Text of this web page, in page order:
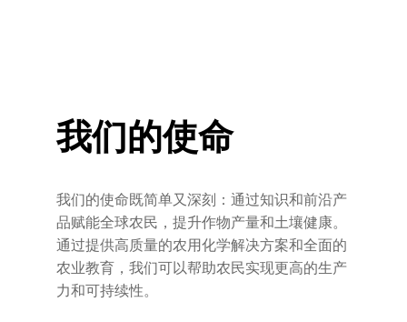
我们的使命
我们的使命既简单又深刻：通过知识和前沿产
品赋能全球农民，提升作物产量和土壤健康。
通过提供高质量的农用化学解决方案和全面的
农业教育，我们可以帮助农民实现更高的生产
力和可持续性。